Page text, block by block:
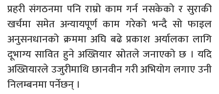
प्रहरी संगठनमा पनि राम्रो काम गर्न नसकेको र सुराकी
खर्चमा समेत अन्यायपूर्ण काम गरेको भन्दै सो फाइल
अनुसनधानको क्रममा अघि बढे प्रकाश अर्यालका लागि
दूभाग्य सावित हुने अख्तियार स्रोतले जनाएको छ । यदि
अख्तियारले उजुरीमाथि छानवीन गरी अभियोग लगाए उनी
निलम्बनमा पर्नेछन् ।